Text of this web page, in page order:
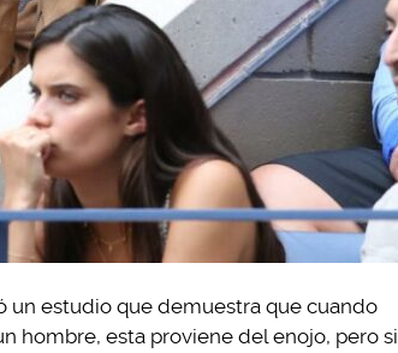
un estudio que demuestra que cuando
hombre, esta proviene del enojo, pero si